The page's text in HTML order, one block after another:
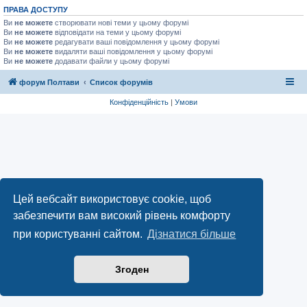
Цей вебсайт використовує cookie, щоб
забезпечити вам високий рівень комфорту
при користуванні сайтом. Дізнатися більше
Згоден
ПРАВА ДОСТУПУ
Ви не можете створювати нові теми у цьому форумі
Ви не можете відповідати на теми у цьому форумі
Ви не можете редагувати ваші повідомлення у цьому форумі
Ви не можете видаляти ваші повідомлення у цьому форумі
Ви не можете додавати файли у цьому форумі
форум Полтави Список форумів
Конфіденційність | Умови